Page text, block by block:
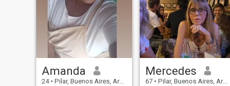
Amanda
24 • Pilar, Buenos Aires, Argentinien
Mercedes
67 • Pilar, Buenos Aires, Argentinien